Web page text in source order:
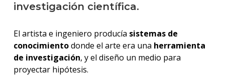
investigación científica.
El artista e ingeniero producía sistemas de
conocimientodonde el arte era una herramienta
de investigación, y el diseño un medio para
proyectar hipótesis.